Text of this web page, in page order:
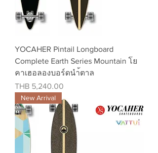
YOCAHER Pintail Longboard
Complete Earth Series Mountain โย
คาเฮอลองบอร์ดนำ้ตาล
Price
THB 5,240.00
New Arrival